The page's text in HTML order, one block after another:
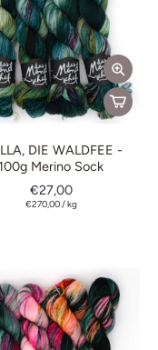
DIE WALDFEE -
100g Merino Sock
€27,00
€270,00/kg